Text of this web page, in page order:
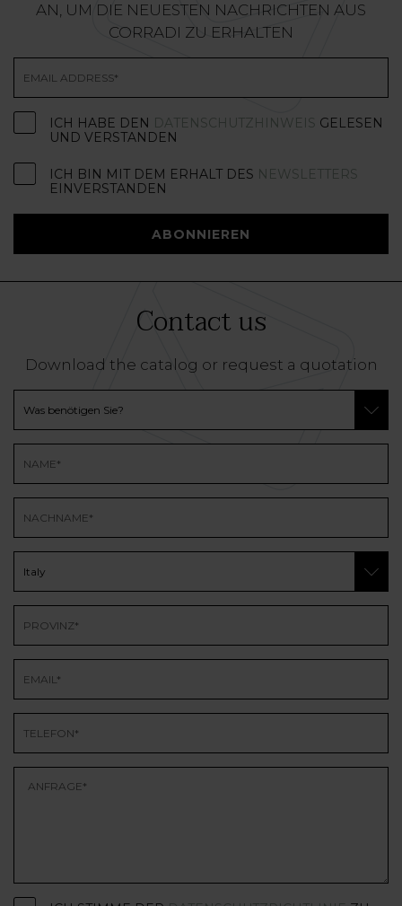
AN, UM DIE NEUESTEN NACHRICHTEN AUS
CORRADI ZU ERHALTEN
ICH HABE DEN DATENSCHUTZHINWEIS GELESEN
UND VERSTANDEN
ICH BIN MIT DEM ERHALT DES NEWSLETTERS
EINVERSTANDEN
ABONNIEREN
Contact us
Download the catalog or request a quotation